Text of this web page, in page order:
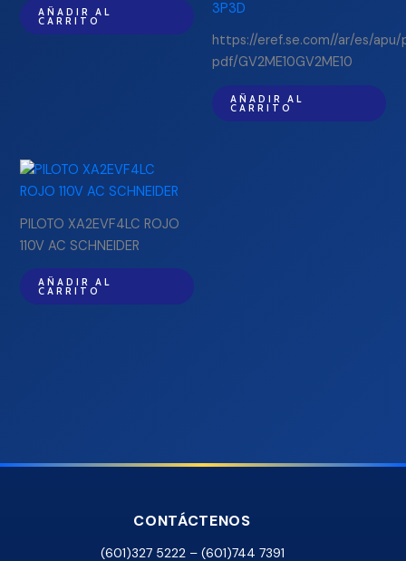
AÑADIR AL
CARRITO
https://eref.se.com//ar/es/
pdf/GV2ME10GV2ME10
AÑADIR AL
CARRITO
PILOTO XA2EVF4LC ROJO
110V AC SCHNEIDER
AÑADIR AL
CARRITO
CONTÁCTENOS
(601)327 5222 – (601)744 7391